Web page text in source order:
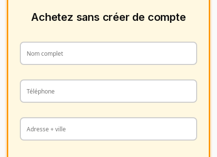
Achetez sans créer de compte